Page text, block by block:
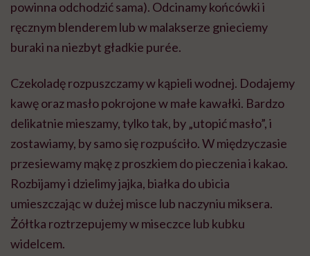
powinna odchodzić sama). Odcinamy końcówki i
ręcznym blenderem lub w malakserze gnieciemy
buraki na niezbyt gładkie purée.
Czekoladę rozpuszczamy w kąpieli wodnej. Dodajemy
kawę oraz masło pokrojone w małe kawałki. Bardzo
delikatnie mieszamy, tylko tak, by „utopić masło”, i
zostawiamy, by samo się rozpuściło. W międzyczasie
przesiewamy mąkę z proszkiem do pieczenia i kakao.
Rozbijamy i dzielimy jajka, białka do ubicia
umieszczając w dużej misce lub naczyniu miksera.
Żółtka roztrzepujemy w miseczce lub kubku
widelcem.